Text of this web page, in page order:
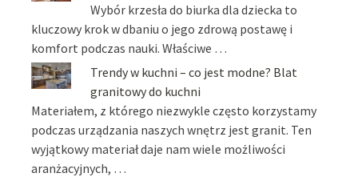
Wybór krzesła do biurka dla dziecka to
kluczowy krok w dbaniu o jego zdrową postawę i
komfort podczas nauki. Właściwe …
Trendy w kuchni – co jest modne? Blat
granitowy do kuchni
Materiałem, z którego niezwykle często korzystamy
podczas urządzania naszych wnętrz jest granit. Ten
wyjątkowy materiał daje nam wiele możliwości
aranżacyjnych, …